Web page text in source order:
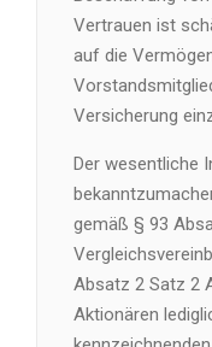
Vertrauen ist
auf die
Versicherung
Der wesentliche
gemäß § 93
Absatz 2 Satz 2
Aktionären